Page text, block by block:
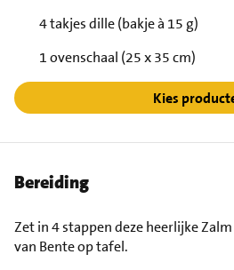
4 takjes dille (bakje à 15 g)
1 ovenschaal (25 x 35 cm)
Kies
Bereiding
Zet in 4 stappen deze heerlijke
van Bente op tafel.